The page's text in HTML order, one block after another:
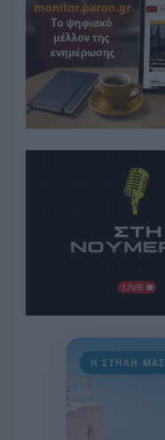
Η ΣΤΗΛΗ ΜΑΣ